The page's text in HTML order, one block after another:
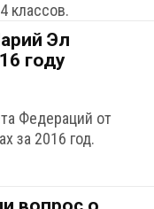
классов.
Эл
году
Федераций от
за 2016 год.